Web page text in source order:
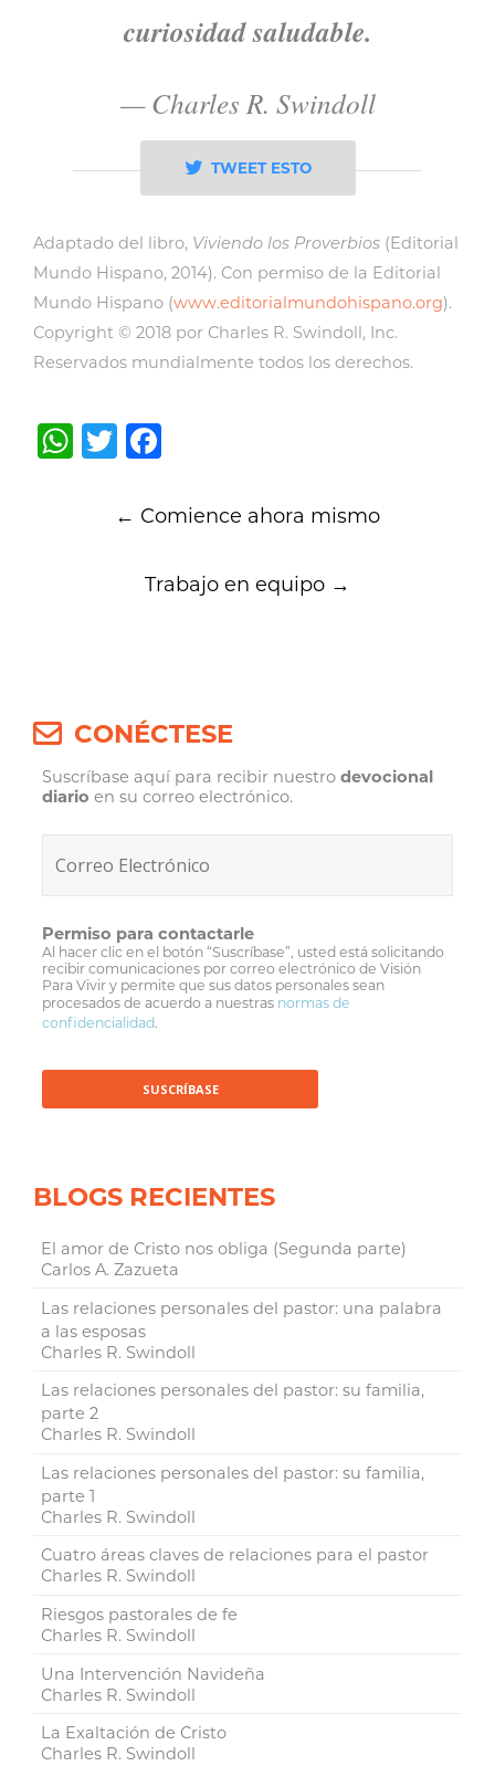
curiosidad saludable.
—Charles R. Swindoll
TWEET ESTO
Adaptado del libro, Viviendo los Proverbios (Editorial
Mundo Hispano, 2014). Con permiso de la Editorial
Mundo Hispano (www.editorialmundohispano.org).
Copyright © 2018 por Charles R. Swindoll, Inc.
Reservados mundialmente todos los derechos.
WhatsApp
Twitter
navigation
← Comience ahora mismo
Trabajo en equipo →
CONÉCTESE
Suscríbase aquí para recibir nuestrodevocional
diario en su correo electrónico.
Permiso para contactarle
Al hacer clic en el botón “Suscríbase”, usted está solicitando
recibir comunicaciones por correo electrónico de Visión
Para Vivir y permite que sus datos personales sean
procesados de acuerdo a nuestras normas de
confidencialidad.
BLOGS RECIENTES
El amor de Cristo nos obliga (Segunda parte)
Carlos A. Zazueta
Las relaciones personales del pastor: una palabra
a las esposas
Charles R. Swindoll
Las relaciones personales del pastor: su familia,
parte 2
Charles R. Swindoll
Las relaciones personales del pastor: su familia,
parte 1
Charles R. Swindoll
Cuatro áreas claves de relaciones para el pastor
Charles R. Swindoll
Riesgos pastorales de fe
Charles R. Swindoll
Una Intervención Navideña
Charles R. Swindoll
La Exaltación de Cristo
Charles R. Swindoll